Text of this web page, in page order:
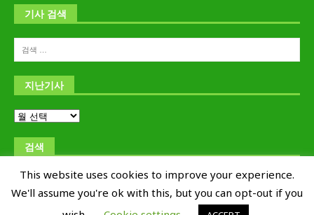
기사 검색
지난기사
검색
This website uses cookies to improve your experience.
We'll assume you're ok with this, but you can opt-out if you